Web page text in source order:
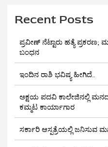
Recent Posts
ಪ್ರವೀಣ್ ನೆಟ್ಟಾರು ಹತ್ಯೆ
ಬಂಧನ
ಇಂದಿನ ರಾಶಿ ಭವಿಷ್ಯ ಹೀಗಿದೆ..
ಅಕ್ಷಯ ಪದವಿ ಕಾಲೇಜಿನಲ್ಲಿ
ಕಮ್ಮಟ ಕಾರ್ಯಾಗಾರ
ಸರ್ಕಾರಿ ಆಸ್ಪತ್ರೆಯಲ್ಲಿ ಜನಿಸುವ